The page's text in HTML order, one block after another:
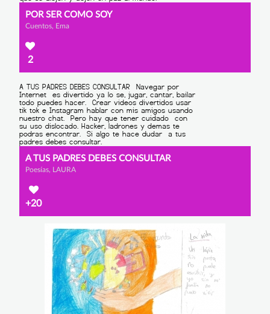
POR SER COMO SOY
Cuentos, Ema
2
A TUS PADRES DEBES CONSULTAR
Poesías, LAURA
+20